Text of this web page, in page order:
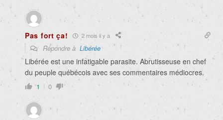
Pas fort ça! 2 mois il y a
Répondre à Libérée
Libérée est une infatigable parasite. Abrutisseuse en chef
du peuple québécois avec ses commentaires médiocres.
1 0